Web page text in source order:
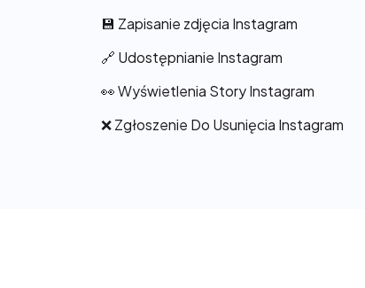
💾 Zapisanie zdjęcia Instagram
🔗 Udostępnianie Instagram
👀 Wyświetlenia Story Instagram
❌ Zgłoszenie Do Usunięcia Instagram